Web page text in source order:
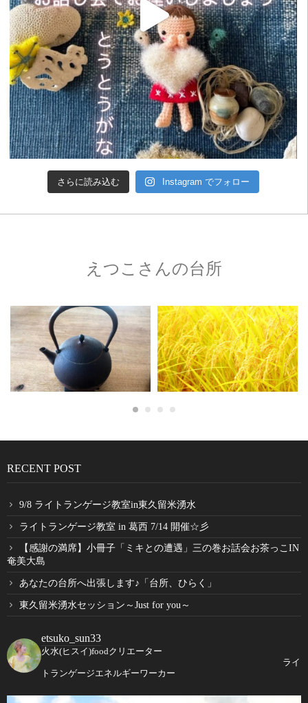
さらに読み込む Instagram でフォロー
えつこさんの台所
RECENT POST
9/8 ライトランゲージ教室in東久留米湧水
ライトランゲージ教室 in 葛西 7/14 開催☆彡
【感謝の満席】小冊子「ミキとの遭遇」三の巻お話会お茶っこIN
奄美大島
あなたの台所へ出張します♪「台所、ひらく」
東久留米湧水セッション～Just for you～
etsuko_sun33
火水(ヒスイ)foodクリエーター
ライ
トランゲージエネルギーワーカー